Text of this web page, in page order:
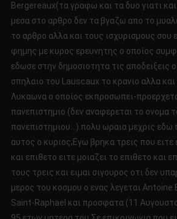
Bergereaux(τα γραφω και τα δυο γιατι
μεσα στο αρθρο δεν τα βγαζω απο το
το αρθρο αλλα και τους ισχυρισμους σου
φημης με κυρος ερευνητης ο οποίος
εδωσε στην δημοσιοτητα τις αποδειξεις
σπηλαιο του Lauscaux το κρανιο αλλα
Λυκαωνα ο οποίος εκπροσωπει-
πανεπιστημιο (δεν αναφερεται το ονομα
πανεπιστημιου…).πολυ ωραια μεχρις εδω
αυτος ο κυριος;Εγω βρηκα τρεις που
και επιθετο ειτε μοιαζει το επιθετο και
τους τρεις και ειμαι σιγουρος οτι δεν
μερος του κοσμου ο ενας λεγεται Antoine
Saint-Raphael και προσφατα (11